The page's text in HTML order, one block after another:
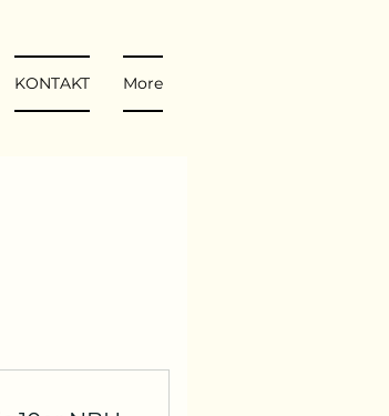
KONTAKT More